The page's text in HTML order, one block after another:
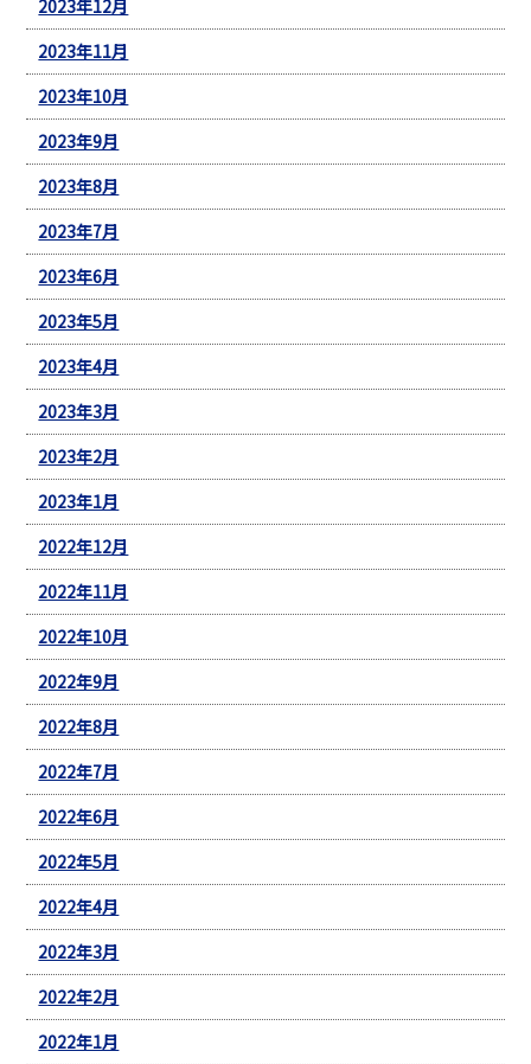
2023年12月
2023年11月
2023年10月
2023年9月
2023年8月
2023年7月
2023年6月
2023年5月
2023年4月
2023年3月
2023年2月
2023年1月
2022年12月
2022年11月
2022年10月
2022年9月
2022年8月
2022年7月
2022年6月
2022年5月
2022年4月
2022年3月
2022年2月
2022年1月